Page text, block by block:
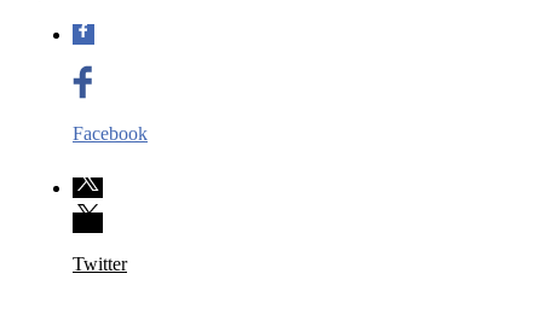
Facebook
Twitter